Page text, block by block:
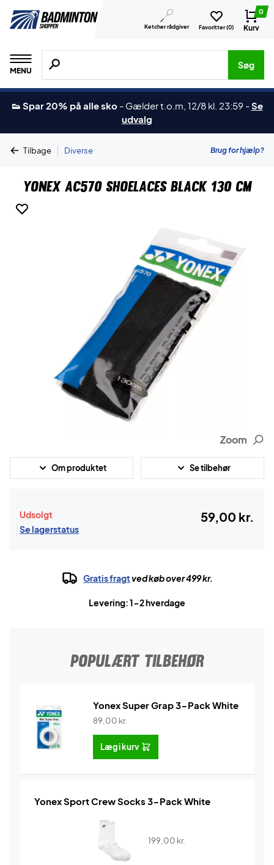
Ketcher rådgiver Favoritter (0)
0
Kurv
MENU
Søg efter produkter, mærker etc.
Søg
👟 Spar 20% på alle sko - Gælder t.o.m, 12/8 kl. 23:59 -Se
udvalg
Tilbage | Diverse Brug for hjælp?
Yonex AC570 Shoelaces Black 130 cm
Zoom
Om produktet Se tilbehør
Udsolgt
Se lagerstatus
59,00 kr.
Gratis fragtved køb over 499 kr.
Levering: 1-2 hverdage
POPULÆRT TILBEHØR
Yonex Super Grap 3-Pack White
89,00 kr.
Læg i kurv
Yonex Sport Crew Socks 3-Pack White
199,00 kr.